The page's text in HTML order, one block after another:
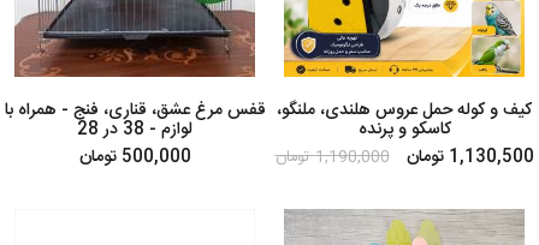
کیف و کوله حمل عروس هلندی، ملنگو،
کاسکو و پرنده
1,130,500 تومان
1,190,000 تومان
قفس مرغ عشق، قناری، فنج - همراه با
لوازم - 38 در 28
500,000 تومان